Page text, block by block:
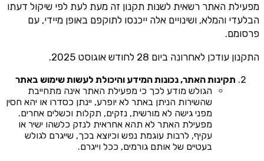
מפעילת האתר רשאית לשנות תקנון זה מעת לעת לפי שיקול דעתו
הבלעדי והמלא, ושינויים אלה ייכנסו לתוקפם באופן מיידי, עם
פרסומם.
התקנון עודכן לאחרונה ביום 28 לחודש אוגוסט 2025.
תקינות האתר, נכונות המידע והיכולת לעשות שימוש באתר
הגולש מודע לכך כי מפעילת האתר אינה מתחייבת
שהשירות הניתן באתר לא יופרע, יינתן כסדרו או יהא חסין
מפני גישה לא מורשית, נזקים, תקלות וכשלים אחרים.
מפעילת האתר לא תהא אחראית לנזק כלשהו ישיר או
עקיף, לרבות עוגמת נפש וכיוצא בכך, שייגרם לגולש
בעטיים של אותם גורמים, ככל וייגרם.